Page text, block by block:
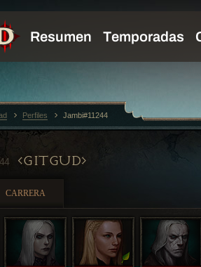
GITGUD
CARRERA
Perfiles Jambi#11244